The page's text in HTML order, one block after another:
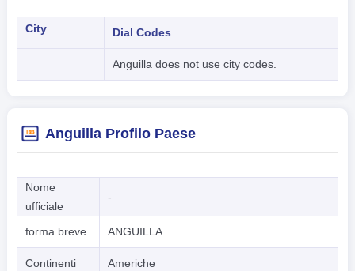
City Dial Codes
Anguilla does not use city codes.
Anguilla Profilo Paese
Nome
ufficiale
-
forma breve ANGUILLA
Continenti Americhe